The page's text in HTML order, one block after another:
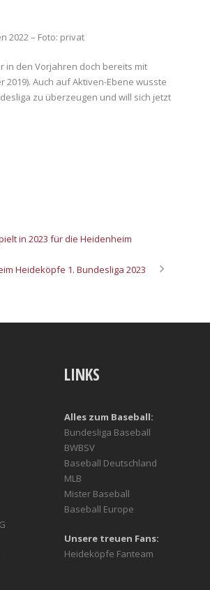
2022 – Foto: privat
in den Vorjahren doch bereits mit
Auch auf Aktiven-Ebene wusste
zu überzeugen und will sich jetzt
in 2023 für die Heidenheim
Heideköpfe 1. Bundesliga 2023
LINKS
Alles zum Baseball:
Bundesliga Baseball
BWBSV
Baseball Deutschland
MLB
Mister Baseball
Baseball Europe
Unsere treuen Fans:
Heideköpfe Fanteam